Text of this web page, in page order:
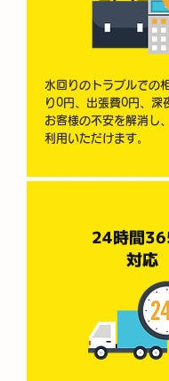
水回りのトラブルでの
り0円、出張費0円、深
お客様の不安を解消し
利用いただけます。
24時間
​対応